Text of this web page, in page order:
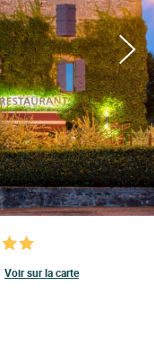
Voir sur la carte